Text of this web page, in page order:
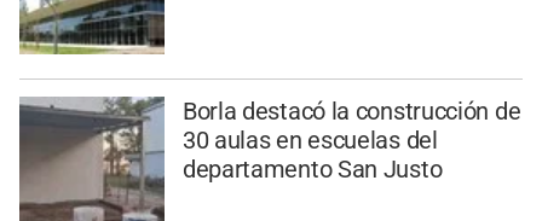
Borla destacó la construcción de
30 aulas en escuelas del
departamento San Justo